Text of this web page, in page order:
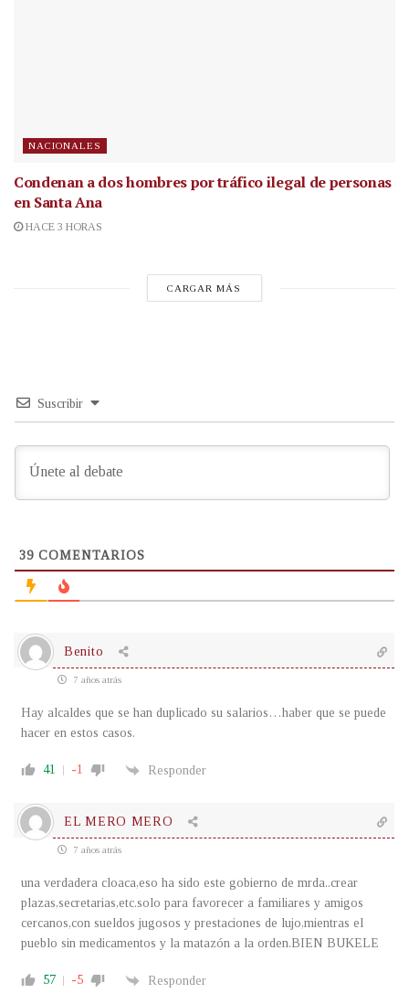
NACIONALES
Condenan a dos hombres por tráfico ilegal de personas
en Santa Ana
HACE 3 HORAS
CARGAR MÁS
Suscribir
39 COMENTARIOS
Benito
7 años atrás
Hay alcaldes que se han duplicado su salarios…haber que se puede
hacer en estos casos.
41 -1 Responder
EL MERO MERO
7 años atrás
una verdadera cloaca,eso ha sido este gobierno de mrda..crear
plazas,secretarias,etc.solo para favorecer a familiares y amigos
cercanos,con sueldos jugosos y prestaciones de lujo,mientras el
pueblo sin medicamentos y la matazón a la orden.BIEN BUKELE
57 -5 Responder